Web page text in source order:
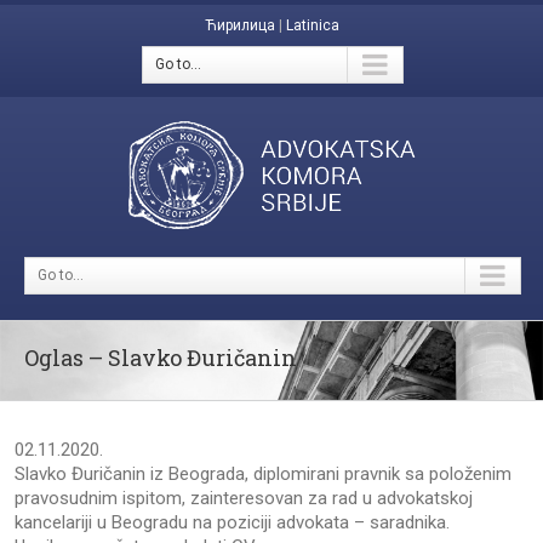
Ћирилица Latinica
Go to...
Go to...
Oglas – Slavko Đuričanin
02.11.2020.
Slavko Đuričanin iz Beograda, diplomirani pravnik sa položenim
pravosudnim ispitom, zainteresovan za rad u advokatskoj
kancelariji u Beogradu na poziciji advokata – saradnika.